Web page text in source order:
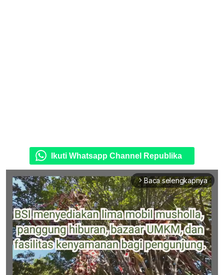
Ikuti Whatsapp Channel Republika
arrow_forward_ios Baca selengkapnya